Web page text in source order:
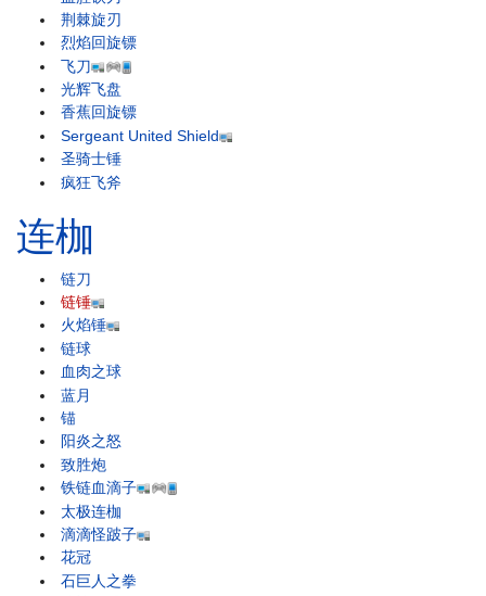
荆棘旋刃
烈焰回旋镖
飞刀
光辉飞盘
香蕉回旋镖
Sergeant United Shield
圣骑士锤
疯狂飞斧
连枷
链刀
链锤
火焰锤
链球
血肉之球
蓝月
锚
阳炎之怒
致胜炮
铁链血滴子
太极连枷
滴滴怪跛子
花冠
石巨人之拳